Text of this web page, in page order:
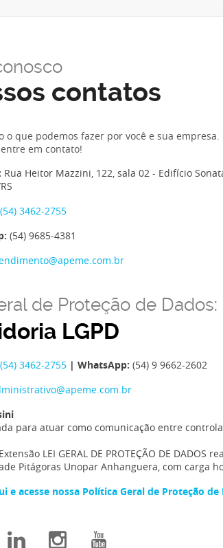
contatos
o que podemos fazer por você e sua
em contato!
Rua Heitor Mazzini, 122, sala 02 - Edifício
(54) 3462-2755
(54) 9685-4381
de Proteção de Dados:
LGPD
(54) 3462-2755 | WhatsApp: (54) 9 9662-2602
para atuar como comunicação entre
LEI GERAL DE PROTEÇÃO DE DADOS
Pitágoras Unopar Anhanguera, com carga
e acesse nossa Política Geral de Proteção de